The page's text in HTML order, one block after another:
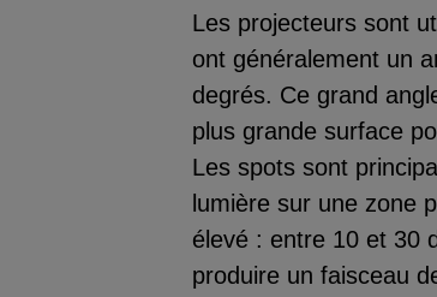
Les projecteurs sont
ont généralement un
degrés. Ce grand
plus grande surface
Les spots sont
lumière sur une zone
élevé : entre 10 et 30
produire un faisceau